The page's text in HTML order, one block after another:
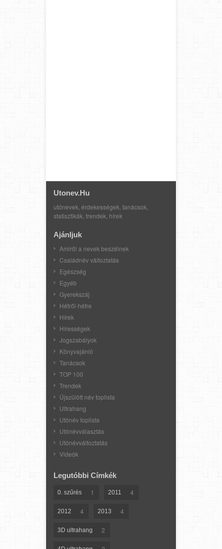
Utonev.hu
utónevek, érdekességek, tanácsok,
statisztikák, trendek, hírek
Ajánljuk
Amiről a nevek beszélnek
Családnév változtatás
Egészség
Egyéb
Gyerekszáj
Hétről-hétre
Hírek
Hírességek
Jogszabályok
Könyvajánló
Tanácsok
TOP 100
Trendek
Újszülött név toplista
Ultrahang
Utónév toplista
Utónévválasztás
Utónévváltoztatás
Videók
Legutóbbi Címkék
0. szűrés 1 2011 4
2012 4 2013 4
3D ultrahang 2